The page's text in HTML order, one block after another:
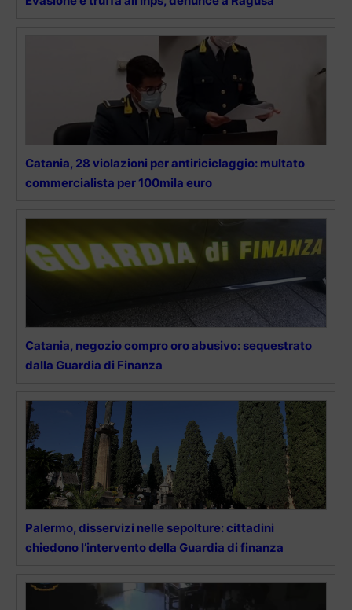
Catania, 28 violazioni per antiriciclaggio: multato
commercialista per 100mila euro
Catania, negozio compro oro abusivo: sequestrato
dalla Guardia di Finanza
Palermo, disservizi nelle sepolture: cittadini
chiedono l’intervento della Guardia di finanza